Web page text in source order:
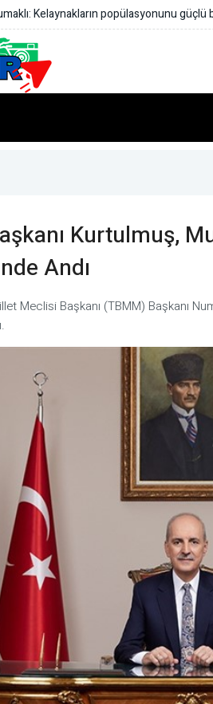
Kelaynakların popülasyonunu
Kurtulmuş,
Andı
Meclisi Başkanı (TBMM) Başkanı